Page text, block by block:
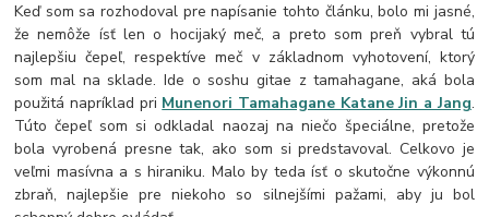
Keď som sa rozhodoval pre napísanie tohto článku, bolo mi jasné,
že nemôže ísť len o hocijaký meč, a preto som preň vybral tú
najlepšiu čepeľ, respektíve meč v základnom vyhotovení, ktorý
som mal na sklade. Ide o soshu gitae z tamahagane, aká bola
použitá napríklad pri Munenori Tamahagane Katane Jin a Jang.
Túto čepeľ som si odkladal naozaj na niečo špeciálne, pretože
bola vyrobená presne tak, ako som si predstavoval. Celkovo je
veľmi masívna a s hiraniku. Malo by teda ísť o skutočne výkonnú
zbraň, najlepšie pre niekoho so silnejšími pažami, aby ju bol